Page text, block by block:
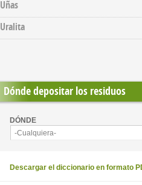
Uñas
Uralita
Dónde depositar los residuos
DÓNDE
-Cualquiera-
Descargar el diccionario en formato